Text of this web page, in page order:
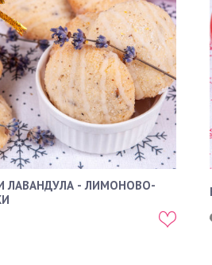
ЛАВАНДУЛА - ЛИМОНОВО-